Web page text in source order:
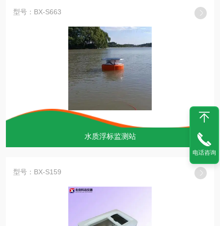
型号：BX-S663
水质浮标监测站
型号：BX-S159
电话咨询